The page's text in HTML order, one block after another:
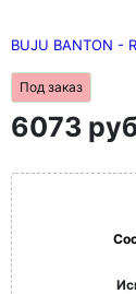
BUJU BANTON -
Под заказ
6073